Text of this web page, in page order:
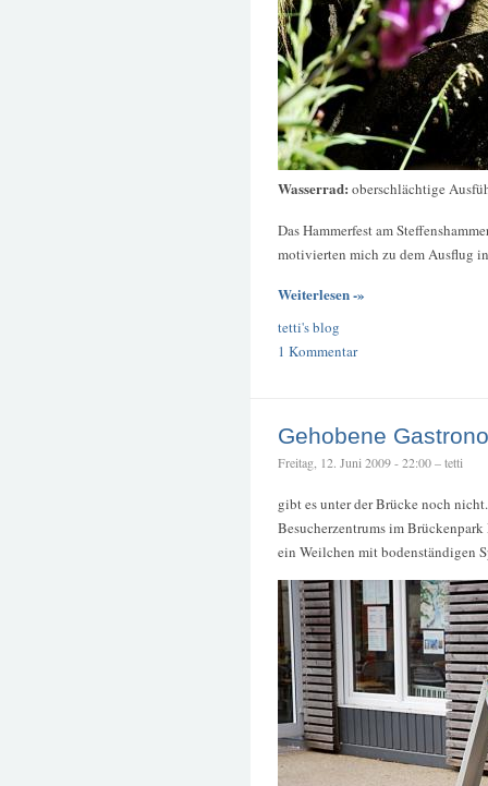
Wasserrad: oberschlächtige
Das Hammerfest am
motivierten mich zu dem Ausflug
Weiterlesen -»
tetti's blog
1 Kommentar
Gehobene
Freitag, 12. Juni 2009 - 22:00 – tetti
gibt es unter der Brücke noch
Besucherzentrums im
ein Weilchen mit bodenständigen